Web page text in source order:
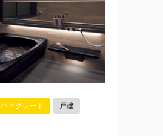
ハイグレード 戸建